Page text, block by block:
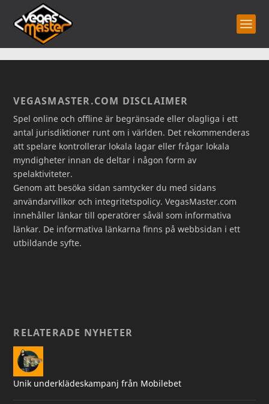
VEGASMASTER.COM DISCLAIMER
Spel online och offline är begränsade eller olagliga i ett
antal jurisdiktioner runt om i världen. Det rekommenderas
att spelare kontrollerar lokala lagar eller frågar lokala
myndigheter innan de deltar i någon form av
spelaktiviteter.
Genom att besöka sidan samtycker du med sidans
användarvillkor och integritetspolicy. VegasMaster.com
innehåller länkar till operatörer såväl som informativa
länkar. De informativa länkarna finns på webbsidan i ett
utbildande syfte.
RELATERADE NYHETER
Unik underklädeskampanj från Mobilebet